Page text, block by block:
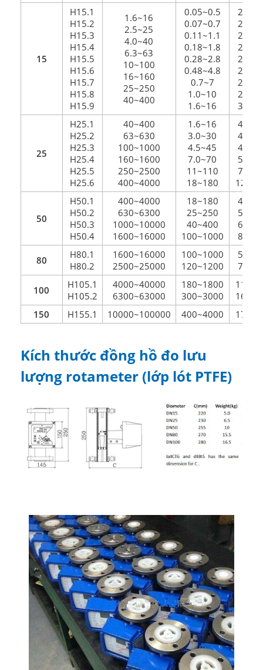
15
H15.1
H15.2
H15.3
H15.4
H15.5
H15.6
H15.7
H15.8
H15.9
1.6~16
2.5~25
4.0~40
6.3~63
10~100
16~160
25~250
40~400
0.05~0.5
0.07~0.7
0.11~1.1
0.18~1.8
0.28~2.8
0.48~4.8
0.7~7
1.0~10
1.6~16
2.0
2.3
2.5
2.5
2.5
2.6
2.7
2.9
3.4
25
H25.1
H25.2
H25.3
H25.4
H25.5
H25.6
40~400
63~630
100~1000
160~1600
250~2500
400~4000
1.6~16
3.0~30
4.5~45
7.0~70
11~110
18~180
4.0
4.1
4.4
5.2
7.0
12.5
50
H50.1
H50.2
H50.3
H50.4
400~4000
630~6300
1000~10000
1600~16000
18~180
25~250
40~400
100~1000
4.7
5.1
6.2
8.0
80
H80.1
H80.2
1600~16000
2500~25000
100~1000
120~1200
5.3
7.8
100
H105.1
H105.2
4000~40000
6300~63000
180~1800
300~3000
11.4
16.7
150
H155.1 10000~100000 400~4000 17.0
Kích thước đồng hồ đo lưu
lượng rotameter (lớp lót PTFE)